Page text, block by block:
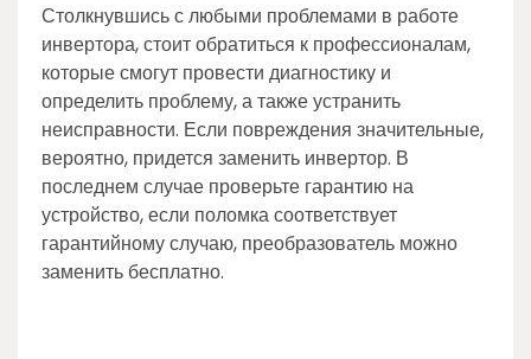
Столкнувшись с любыми проблемами в работе
инвертора, стоит обратиться к профессионалам,
которые смогут провести диагностику и
определить проблему, а также устранить
неисправности. Если повреждения значительные,
вероятно, придется заменить инвертор. В
последнем случае проверьте гарантию на
устройство, если поломка соответствует
гарантийному случаю, преобразователь можно
заменить бесплатно.